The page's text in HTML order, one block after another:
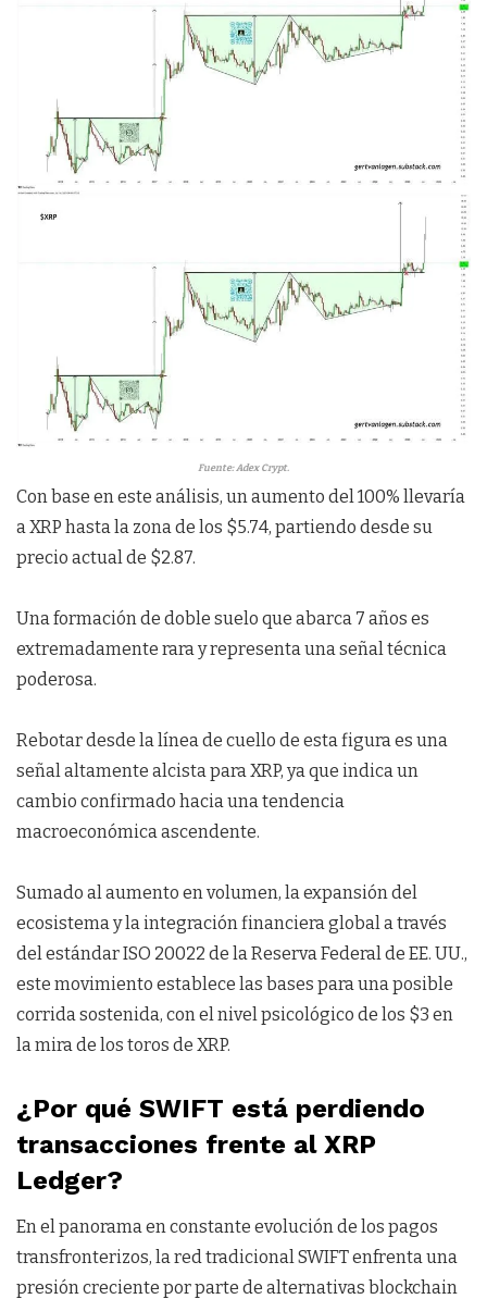
Fuente: Adex Crypt.
Con base en este análisis, un aumento del 100% llevaría
a XRP hasta la zona de los $5.74, partiendo desde su
precio actual de $2.87.
Una formación de doble suelo que abarca 7 años es
extremadamente rara y representa una señal técnica
poderosa.
Rebotar desde la línea de cuello de esta figura es una
señal altamente alcista para XRP, ya que indica un
cambio confirmado hacia una tendencia
macroeconómica ascendente.
Sumado al aumento en volumen, la expansión del
ecosistema y la integración financiera global a través
del estándar ISO 20022 de la Reserva Federal de EE. UU.,
este movimiento establece las bases para una posible
corrida sostenida, con el nivel psicológico de los $3 en
la mira de los toros de XRP.
¿Por qué SWIFT está perdiendo
transacciones frente al XRP
Ledger?
En el panorama en constante evolución de los pagos
transfronterizos, la red tradicional SWIFT enfrenta una
presión creciente por parte de alternativas blockchain